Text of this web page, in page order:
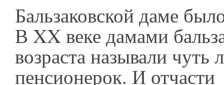
Бальзаковской даме
В XX веке дамами
возраста называли чуть
пенсионерок. И отчасти